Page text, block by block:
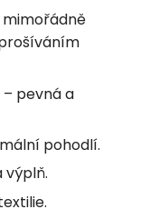
pevná a
pohodlí.